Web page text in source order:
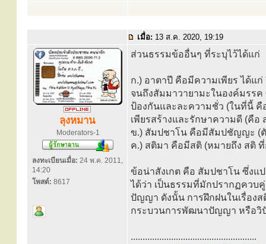
เมื่อ: 13 ส.ค. 2020, 19:19
ลุงหมาน
Moderators-1
ลงทะเบียนเมื่อ: 24 พ.ค. 2011,
14:20
โพสต์: 8617
ส่วนธรรมข้ออื่นๆ ที่ระบุไว้ได้แก่
ก.) อาตาปี คือมีความเพียร ได้แ
จนถึงสัมมาวายามะในองค์มรรค
ป้องกันและละความชั่ว (ในที่นี้
เพียรสร้างและรักษาความดี (คื
ข.) สัมปชาโน คือมีสัมปชัญญะ (
ค.) สติมา คือมีสติ (หมายถึง สติ
ข้อน่าสังเกต คือ สัมปชาโน ซึ่ง
ได้ว่า เป็นธรรมที่มักปรากฏคว
ปัญญา ดังนั้น การฝึกฝนในเรื่องส
กระบวนการพัฒนาปัญญา หรือวิ
.....................................................